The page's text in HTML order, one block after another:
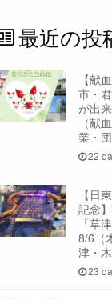
最近の投
【献
市・
が出
（献
業・
22
【日
記念
「草
8/6（
津・
23